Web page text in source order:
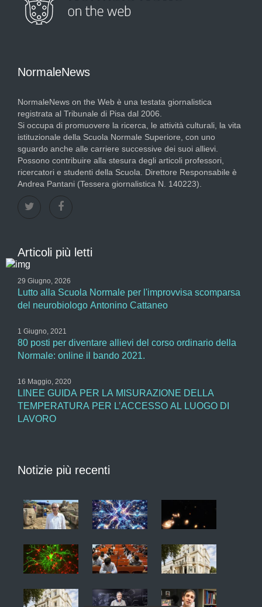
NormaleNews
NormaleNews on the Web è una testata giornalistica
registrata al Tribunale di Pisa dal 2006.
Si occupa di promuovere la ricerca, le attività culturali, la vita
istituzionale della Scuola Normale Superiore, con uno
sguardo anche alle carriere successive dei suoi allievi.
Possono contribuire alla stesura degli articoli professori,
ricercatori e studenti della Scuola. Direttore Responsabile è
Andrea Pantani (Tessera giornalistica N. 140223).
Articoli più letti
29 Giugno, 2026
Lutto alla Scuola Normale per l'improvvisa scomparsa
del neurobiologo Antonino Cattaneo
1 Giugno, 2021
80 posti per diventare allievi del corso ordinario della
Normale: online il bando 2021.
16 Maggio, 2020
LINEE GUIDA PER LA MISURAZIONE DELLA
TEMPERATURA PER L’ACCESSO AL LUOGO DI
LAVORO
Notizie più recenti